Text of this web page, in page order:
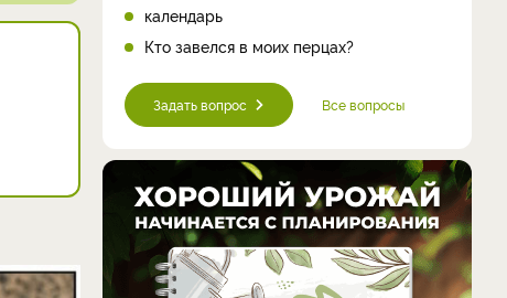
календарь
Кто завелся в моих перцах?
Задать вопрос Все вопросы